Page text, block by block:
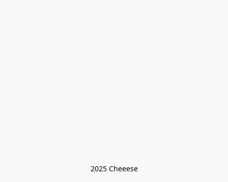
2025 Cheeese